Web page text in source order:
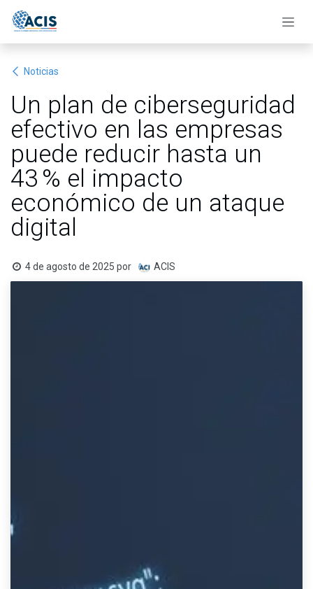
Noticias
Un plan de ciberseguridad
efectivo en las empresas
puede reducir hasta un
43 % el impacto
económico de un ataque
digital
4 de agosto de 2025 por ACIS